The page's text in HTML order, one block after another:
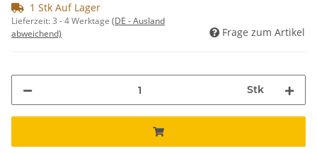
1 Stk Auf Lager
Lieferzeit:3 - 4 Werktage (DE - Ausland
abweichend)
Frage zum Artikel
Stk